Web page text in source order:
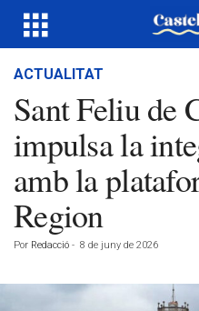
ACTUALITAT
Sant Feliu de
impulsa la
amb la
Region
Por Redacció - 8 de juny de 2026